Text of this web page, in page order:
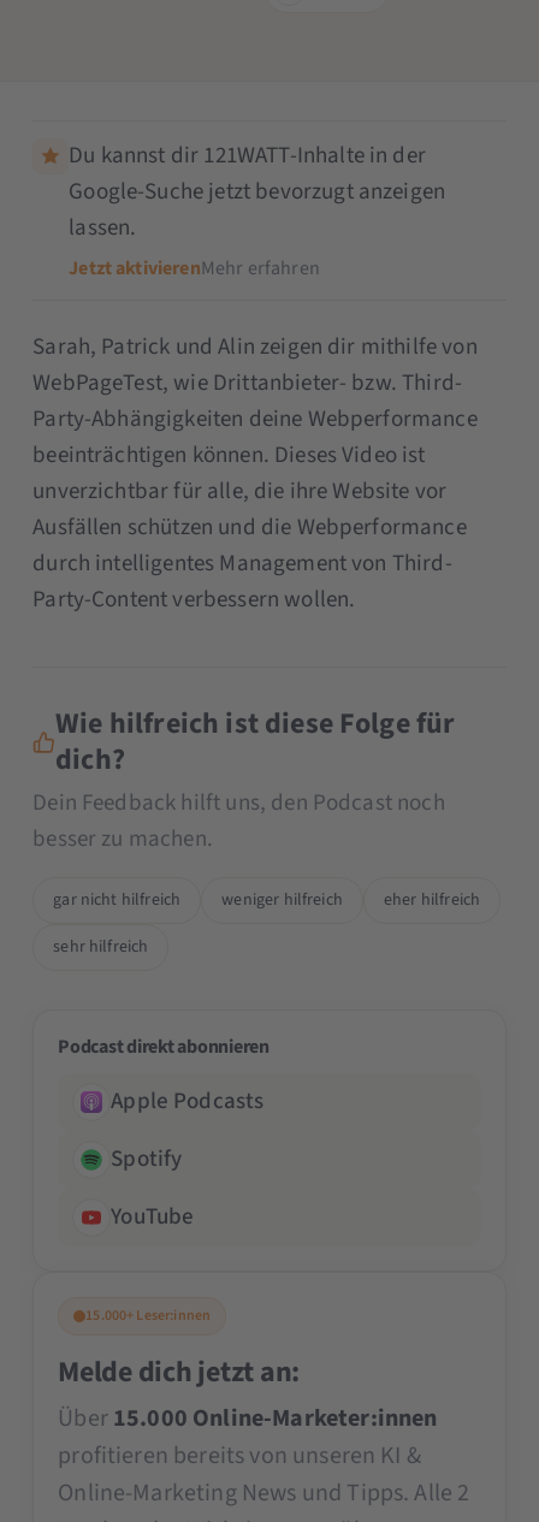
Du kannst dir 121WATT-Inhalte in der
Google-Suche jetzt bevorzugt anzeigen
lassen.
Jetzt aktivierenMehr erfahren
Sarah, Patrick und Alin zeigen dir mithilfe von
WebPageTest, wie Drittanbieter- bzw. Third-
Party-Abhängigkeiten deine Webperformance
beeinträchtigen können. Dieses Video ist
unverzichtbar für alle, die ihre Website vor
Ausfällen schützen und die Webperformance
durch intelligentes Management von Third-
Party-Content verbessern wollen.
Wie hilfreich ist diese Folge für
dich?
Dein Feedback hilft uns, den Podcast noch
besser zu machen.
gar nicht hilfreich weniger hilfreich
eher hilfreich
sehr hilfreich
Podcast direkt abonnieren
Apple Podcasts
Spotify
YouTube
15.000+ Leser:innen
Melde dich jetzt an:
Über15.000 Online-Marketer:innen
profitieren bereits von unseren KI &
Online-Marketing News und Tipps. Alle 2